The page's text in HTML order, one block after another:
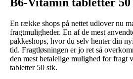
En række shops på nettet udlover nu
fragtmuligheder. En af de mest
pakkeshops, hvor du selv henter din
tid. Fragtløsningen er jo ret så
den mest betalelige mulighed for fragt
tabletter 50 stk.